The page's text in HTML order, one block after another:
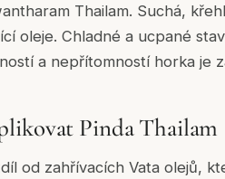
Thailam. Suchá,
oleje. Chladné a ucpané
a nepřítomností horka je
Pinda Thailam
od zahřívacích Vata olejů,